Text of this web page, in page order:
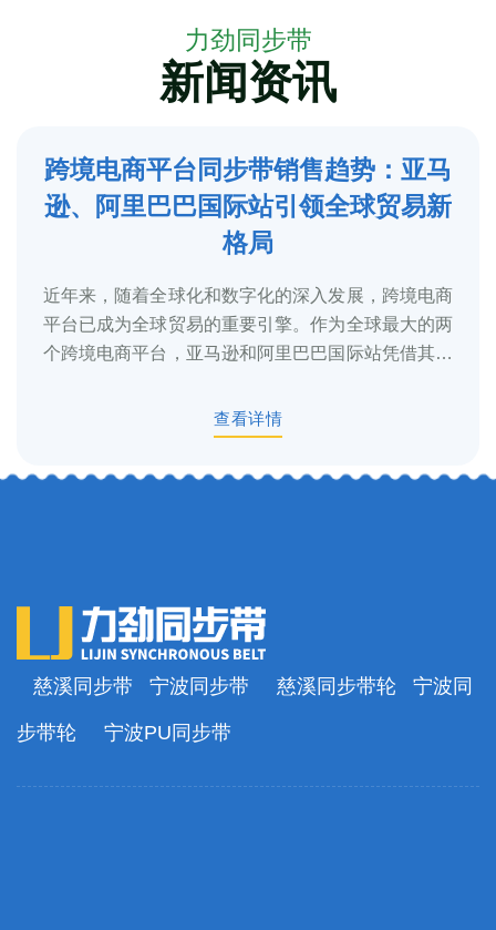
力劲同步带
新闻资讯
5
2025-3
跨境电商平台同步带销售趋势：亚马
逊、阿里巴巴国际站引领全球贸易新
格局
近年来，随着全球化和数字化的深入发展，跨境电商
平台已成为全球贸易的重要引擎。作为全球最大的两
个跨境电商平台，亚马逊和阿里巴巴国际站凭借其庞
查看详情
慈溪同步带 宁波同步带 慈溪同步带轮 宁波同
步带轮 宁波PU同步带